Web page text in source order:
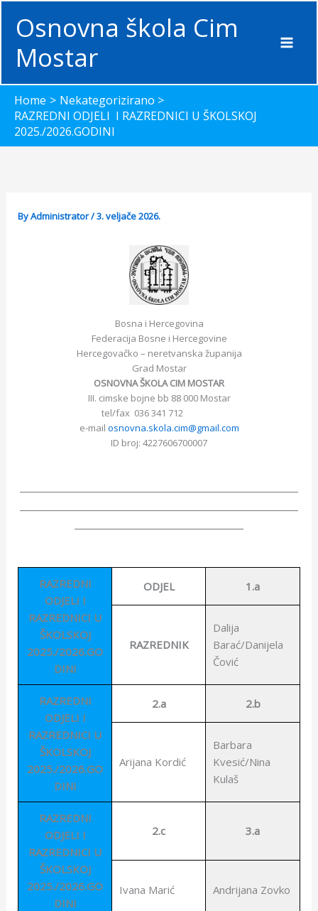
content
Osnovna škola Cim
Mostar
Home
Nekategorizirano
RAZREDNI ODJELI I RAZREDNICI U ŠKOLSKOJ
2025./2026.GODINI
ByAdministrator/3. veljače 2026.
Bosna i Hercegovina
Federacija Bosne i Hercegovine
Hercegovačko – neretvanska županija
Grad Mostar
OSNOVNA ŠKOLA CIM MOSTAR
III. cimske bojne bb 88 000 Mostar
tel/fax 036 341 712
e-mail osnovna.skola.cim@gmail.com
ID broj: 4227606700007
RAZREDNI
ODJELI I
RAZREDNICI U
ŠKOLSKOJ
2025./2026.GO
DINI
ODJEL 1.a
RAZREDNIK
Dalija
Barać/Danijela
Čović
RAZREDNI
ODJELI I
RAZREDNICI U
ŠKOLSKOJ
2025./2026.GO
DINI
2.a 2.b
Arijana Kordić
Barbara
Kvesić/Nina
Kulaš
RAZREDNI
ODJELI I
RAZREDNICI U
ŠKOLSKOJ
2025./2026.GO
DINI
2.c 3.a
Ivana Marić Andrijana Zovko